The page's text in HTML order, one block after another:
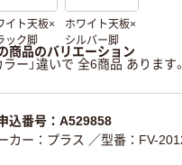
イト天板×
ック脚
ホワイト天板×
シルバー脚
商品のバリエーション
ラー」違いで 全6商品 あります。
込番号：A529858
カー：プラス ／型番：FV-